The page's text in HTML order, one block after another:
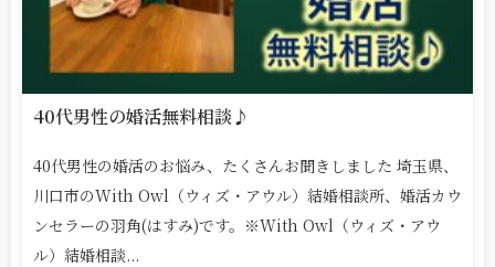
40代男性の婚活無料相談♪
40代男性の婚活のお悩み、たくさんお聞きしました 埼玉県、
川口市のWith Owl（ウィズ・アウル）結婚相談所、婚活カウ
ンセラーの羽角(はすみ)です。※With Owl（ウィズ・アウ
ル）結婚相談...